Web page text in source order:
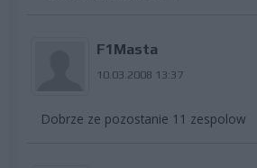
F1Masta
10.03.2008 13:37
Dobrze ze pozostanie 11 zespolow